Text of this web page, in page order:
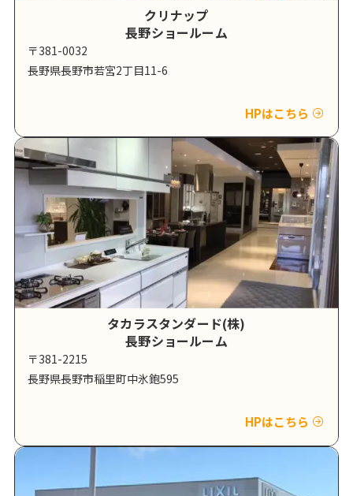
クリナップ
長野ショールーム
〒381-0032
長野県長野市若宮2丁目11-6
HPはこちら
タカラスタンダード(株)
長野ショールーム
〒381-2215
長野県長野市稲里町中氷鉋595
HPはこちら